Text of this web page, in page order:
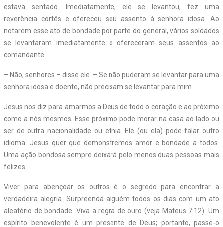
estava sentado. Imediatamente, ele se levantou, fez uma
reverência cortês e ofereceu seu assento à senhora idosa. Ao
notarem esse ato de bondade por parte do general, vários soldados
se levantaram imediatamente e ofereceram seus assentos ao
comandante.
– Não, senhores – disse ele. – Se não puderam se levantar para uma
senhora idosa e doente, não precisam se levantar para mim.
Jesus nos diz para amarmos a Deus de todo o coração e ao próximo
como a nós mesmos. Esse próximo pode morar na casa ao lado ou
ser de outra nacionalidade ou etnia. Ele (ou ela) pode falar outro
idioma. Jesus quer que demonstremos amor e bondade a todos.
Uma ação bondosa sempre deixará pelo menos duas pessoas mais
felizes.
Viver para abençoar os outros é o segredo para encontrar a
verdadeira alegria. Surpreenda alguém todos os dias com um ato
aleatório de bondade. Viva a regra de ouro (veja Mateus 7:12). Um
espírito benevolente é um presente de Deus; portanto, passe-o